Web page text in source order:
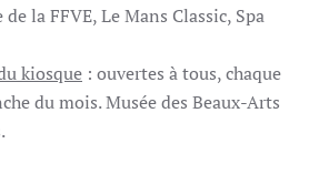
la FFVE, Le Mans Classic, Spa
kiosque : ouvertes à tous, chaque
du mois. Musée des Beaux-Arts